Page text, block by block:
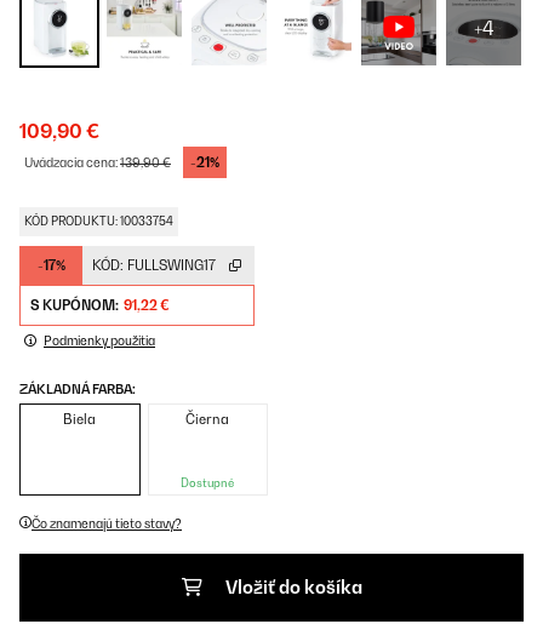
+4
109,90 €
Uvádzacia cena:139,90 € -21%
KÓD PRODUKTU: 10033754
-17% KÓD: FULLSWING17
S KUPÓNOM: 91,22 €
Podmienky použitia
ZÁKLADNÁ FARBA:
Biela Čierna
Dostupné
Čo znamenajú tieto stavy?
Vložiť do košíka